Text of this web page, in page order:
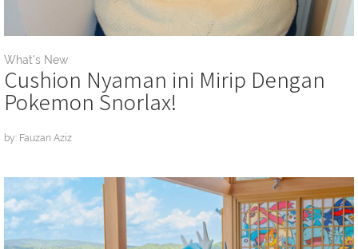
What's New
Cushion Nyaman ini Mirip Dengan
Pokemon Snorlax!
by: Fauzan Aziz